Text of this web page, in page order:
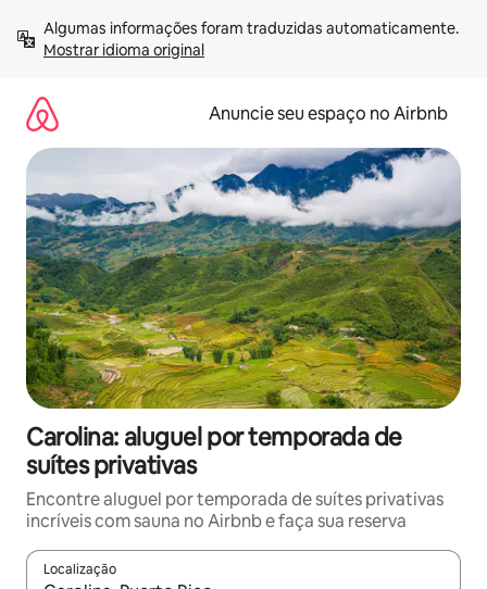
para
Mostrar idioma original
Anuncie seu espaço no Airbnb
Carolina: aluguel por temporada de
suítes privativas
Encontre aluguel por temporada de suítes privativas
incríveis com sauna no Airbnb e faça sua reserva
Localização